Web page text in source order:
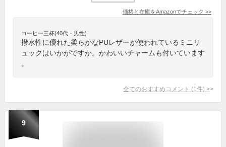
価格と在庫をAmazonでチェック >>
コーヒー三杯(40代・男性)
撥水性に優れた柔らかなPUレザーが使われているミニリ
ュックはいかがですか。かわいいチャームも付いています
。
全てのおすすめコメント (1 件) >
9